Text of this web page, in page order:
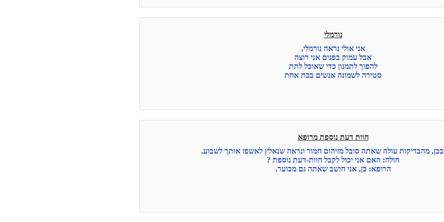
נורמלי
אני אולי נראה נורמלי,
אבל עמוק בפנים אני רוצה
להפוך לתמנון כדי שאוכל לתת
סטירה לשמונה אנשים בבת אחת
חוות דעת נוספת מרופא
מהבדיקות עולה שאתה סובל מזיהום חמור ונראה שנאלץ לאשפז אותך לשבוע.
חולה: האם אני יכול לקבל חוות-דעת נוספת ?
הרופא: כן, אני חושב שאתה גם מכוער.